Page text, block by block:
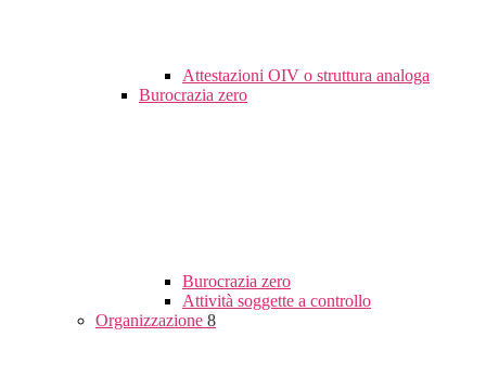
Attestazioni OIV o struttura analoga
Burocrazia zero
Burocrazia zero
Attività soggette a controllo
Organizzazione 8